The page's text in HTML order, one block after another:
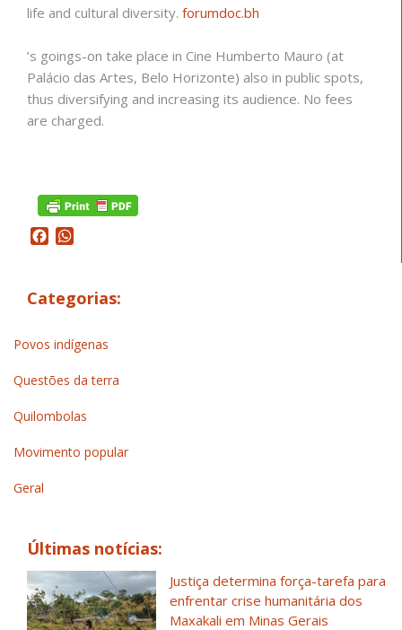
life and cultural diversity. forumdoc.bh
’s goings-on take place in Cine Humberto Mauro (at
Palácio das Artes, Belo Horizonte) also in public spots,
thus diversifying and increasing its audience. No fees
are charged.
Facebook
Categorias:
Povos indígenas
Questões da terra
Quilombolas
Movimento popular
Geral
Últimas notícias:
Justiça determina força-tarefa para
enfrentar crise humanitária dos
Maxakali em Minas Gerais